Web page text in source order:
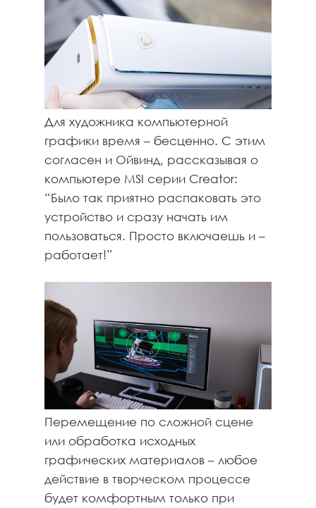
Для художника компьютерной
графики время – бесценно. С этим
согласен и Ойвинд, рассказывая о
компьютере MSI серии Creator:
“Было так приятно распаковать это
устройство и сразу начать им
пользоваться. Просто включаешь и –
работает!”
Перемещение по сложной сцене
или обработка исходных
графических материалов – любое
действие в творческом процессе
будет комфортным только при